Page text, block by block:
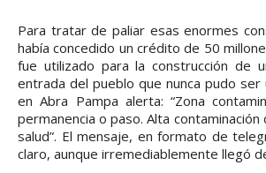
Para tratar de paliar esas enormes
había concedido un crédito de 50
fue utilizado para la construcción de
entrada del pueblo que nunca pudo ser
en Abra Pampa alerta: “Zona
permanencia o paso. Alta contaminación
salud”. El mensaje, en formato de
claro, aunque irremediablemente llegó